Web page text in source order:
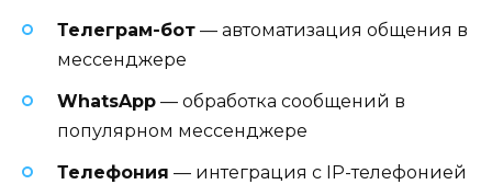
Телеграм-бот — автоматизация общения в
мессенджере
WhatsApp — обработка сообщений в
популярном мессенджере
Телефония — интеграция с IP-телефонией